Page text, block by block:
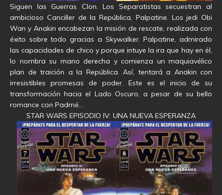
Siguen las Guerras Clon. Los Separatistas secuestran al
ambicioso Canciller de la República, Palpatine. Los jedi Obi
Wan y Anakin encabezan la misión de rescate, realizada con
éxito sobre todo gracias a Skywalker. Palpatine, admirado
las capacidades de chico y porque intuye la ira que hay en él,
lo nombra su mano derecha y comienza un maquiavélico
plan de traición a la República. Así, tentará a Anakin con
irresistibles promesas de poder. Este es el inicio de su
transformación hacia el Lado Oscuro, a pesar de su bello
romance con Padmé…
STAR WARS EPISODIO IV: UNA NUEVA ESPERANZA